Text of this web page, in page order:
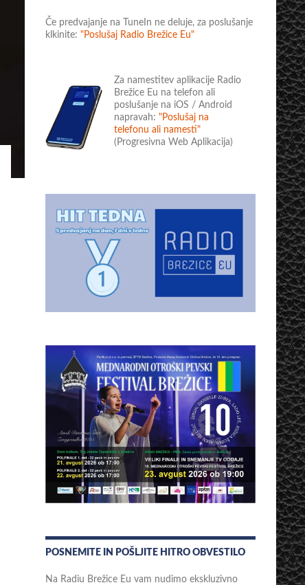
Če predvajanje na TuneIn ne deluje, za poslušanje
klkinite: "Poslušaj Radio Brežice Eu"
Za namestitev aplikacije Radio
Brežice Eu na telefon ali
poslušanje na iOS / Android
napravah: "Poslušaj na
telefonu ali namesti"
(Progresivna Web Aplikacija)
POSNEMITE IN POŠLJITE HITRO OBVESTILO
Na Radiu Brežice Eu vam nudimo ekskluzivno